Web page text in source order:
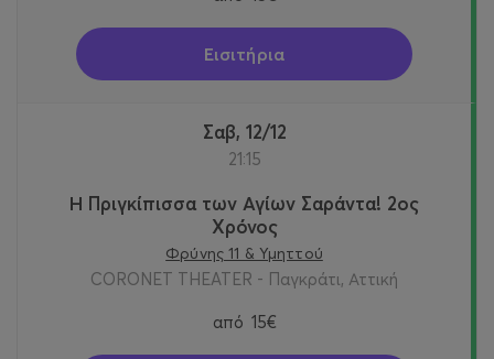
Εισιτήρια
Σαβ, 12/12
21:15
Η Πριγκίπισσα των Αγίων Σαράντα! 2oς
Χρόνος
Φρύνης 11 & Υμηττού
CORONET THEATER - Παγκράτι, Αττική
από 15€